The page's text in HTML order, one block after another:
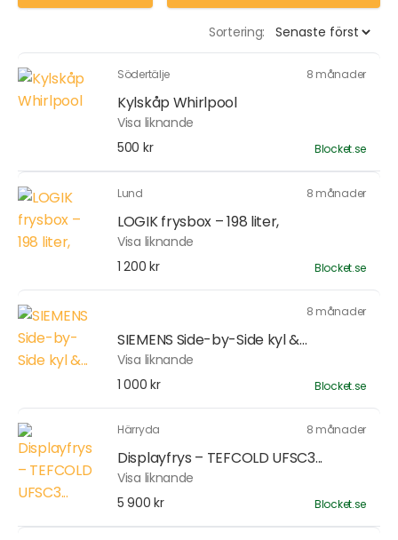
Sortering:
Södertälje 8 månader
Kylskåp Whirlpool
Visa liknande
500 kr
Blocket.se
Lund 8 månader
LOGIK frysbox – 198 liter,
Visa liknande
1 200 kr
Blocket.se
8 månader
SIEMENS Side-by-Side kyl &...
Visa liknande
1 000 kr
Blocket.se
Härryda 8 månader
Displayfrys – TEFCOLD UFSC3...
Visa liknande
5 900 kr
Blocket.se